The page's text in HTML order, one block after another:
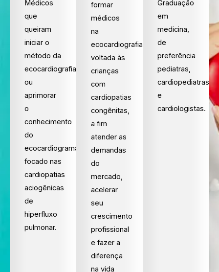
Médicos
que
queiram
iniciar o
método da
ecocardiografia
ou
aprimorar
o
conhecimento
do
ecocardiograma
focado nas
cardiopatias
aciogênicas
de
hiperfluxo
pulmonar.
formar
médicos
na
ecocardiografia
voltada às
crianças
com
cardiopatias
congênitas,
a fim
atender as
demandas
do
mercado,
acelerar
seu
crescimento
profissional
e fazer a
diferença
na vida
Graduação
em
medicina,
de
preferência
pediatras,
cardiopediatras
e
cardiologistas.